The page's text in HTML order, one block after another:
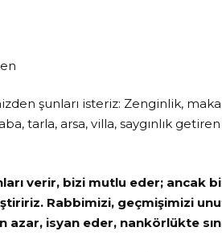
şunları isteriz: Zenginlik,
tarla, arsa, villa, saygınlık getiren
verir, bizi mutlu eder; ancak
Rabbimizi, geçmişimizi
isyan eder, nankörlükte